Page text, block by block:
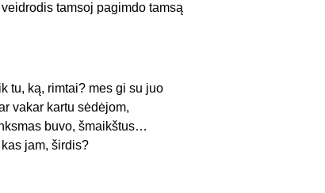
veidrodis tamsoj pagimdo tamsą
tu, ką, rimtai? mes gi su juo
vakar kartu sėdėjom,
buvo, šmaikštus…
kas jam, širdis?